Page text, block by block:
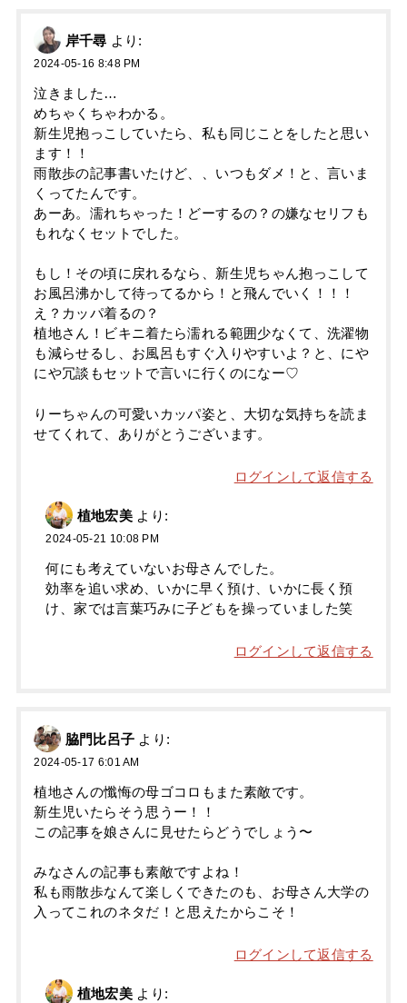
岸千尋 より:
2024-05-16 8:48 PM
泣きました…
めちゃくちゃわかる。
新生児抱っこしていたら、私も同じことをしたと思い
ます！！
雨散歩の記事書いたけど、、いつもダメ！と、言いま
くってたんです。
あーあ。濡れちゃった！どーするの？の嫌なセリフも
もれなくセットでした。
もし！その頃に戻れるなら、新生児ちゃん抱っこして
お風呂沸かして待ってるから！と飛んでいく！！！
え？カッパ着るの？
植地さん！ビキニ着たら濡れる範囲少なくて、洗濯物
も減らせるし、お風呂もすぐ入りやすいよ？と、にや
にや冗談もセットで言いに行くのになー♡
りーちゃんの可愛いカッパ姿と、大切な気持ちを読ま
せてくれて、ありがとうございます。
ログインして返信する
植地宏美 より:
2024-05-21 10:08 PM
何にも考えていないお母さんでした。
効率を追い求め、いかに早く預け、いかに長く預
け、家では言葉巧みに子どもを操っていました笑
ログインして返信する
脇門比呂子 より:
2024-05-17 6:01 AM
植地さんの懺悔の母ゴコロもまた素敵です。
新生児いたらそう思うー！！
この記事を娘さんに見せたらどうでしょう〜
みなさんの記事も素敵ですよね！
私も雨散歩なんて楽しくできたのも、お母さん大学の
入ってこれのネタだ！と思えたからこそ！
ログインして返信する
植地宏美 より: